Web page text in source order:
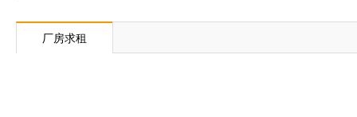
厂房求租